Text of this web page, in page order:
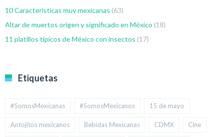
10 Características muy mexicanas (63)
Altar de muertos origen y significado en México (18)
11 platillos típicos de México con insectos (17)
Etiquetas
#SomosMexicanas #SomosMexicanos 15 de mayo
Antojitos mexicanos Bebidas Mexicanas CDMX Cine